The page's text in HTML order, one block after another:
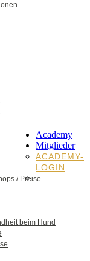
/ Preise
beim Hund
Academy
Mitglieder
ACADEMY-
LOGIN